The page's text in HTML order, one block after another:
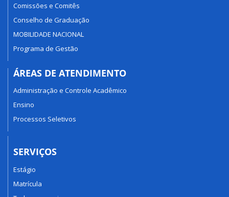
Comissões e Comitês
Conselho de Graduação
MOBILIDADE NACIONAL
Programa de Gestão
ÁREAS DE ATENDIMENTO
Administração e Controle Acadêmico
Ensino
Processos Seletivos
SERVIÇOS
Estágio
Matrícula